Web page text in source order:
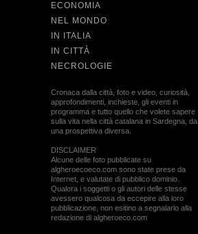
ECONOMIA
NEL MONDO
IN ITALIA
IN CITTÀ
NECROLOGIE
Cronaca dalla città, foto e video, curiosità,
approfondimenti, inchieste, gli eventi in
programma e tutto quello che volete sapere
sulla vita nella città catalana in Sardegna, da
una prospettiva diversa.
DISCLAIMER
Alcune delle foto pubblicate su
algheroecoeco.com sono state prese da
Internet, e valutate di pubblico dominio.
Qualora i soggetti o gli autori delle stesse
avessero qualcosa da eccepire alla loro
pubblicazione, non esitino a segnalarlo alla
redazione di algheroeco.com